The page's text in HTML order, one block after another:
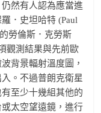
然有人認為應當進
．史坦哈特 (Paul
勞倫斯．克勞斯
觀測結果與先前歐
背景輻射溫度圖，
。不過普朗克衛星
至少十幾組其他的
太空望遠鏡，進行